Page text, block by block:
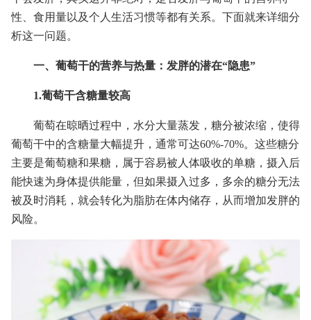
性、食用量以及个人生活习惯等都有关系。下面就来详细分
析这一问题。
一、葡萄干的营养与热量：发胖的潜在“隐患”
1.葡萄干含糖量较高
葡萄在晾晒过程中，水分大量蒸发，糖分被浓缩，使得
葡萄干中的含糖量大幅提升，通常可达60%-70%。这些糖分
主要是葡萄糖和果糖，属于容易被人体吸收的单糖，摄入后
能快速为身体提供能量，但如果摄入过多，多余的糖分无法
被及时消耗，就会转化为脂肪在体内储存，从而增加发胖的
风险。